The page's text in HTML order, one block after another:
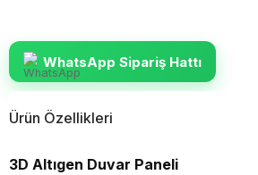
WhatsApp Sipariş Hattı
Ürün Özellikleri
3D Altıgen Duvar Paneli